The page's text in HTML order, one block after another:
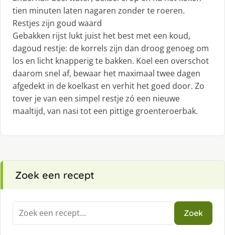
tien minuten laten nagaren zonder te roeren.
Restjes zijn goud waard
Gebakken rijst lukt juist het best met een koud,
dagoud restje: de korrels zijn dan droog genoeg om
los en licht knapperig te bakken. Koel een overschot
daarom snel af, bewaar het maximaal twee dagen
afgedekt in de koelkast en verhit het goed door. Zo
tover je van een simpel restje zó een nieuwe
maaltijd, van nasi tot een pittige groenteroerbak.
Zoek een recept
Zoeken
naar:
Zoek